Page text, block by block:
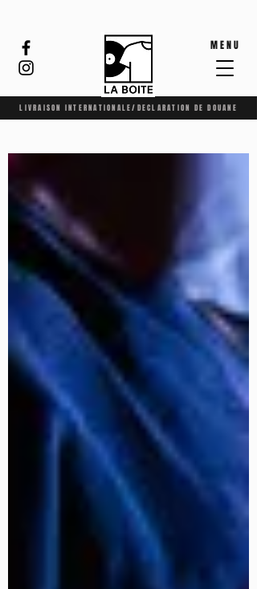
LIVRAISON INTERNATIONALE/DECLARATION DE DOUANE
MENU